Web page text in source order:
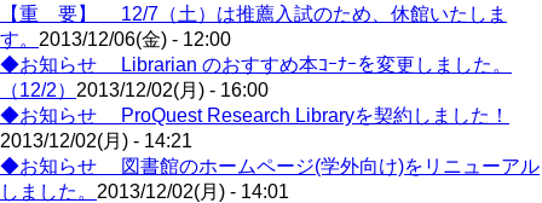
【重 要】 12/7（土）は推薦入試のため、休館いたしま
す。 2013/12/06(金) - 12:00
◆お知らせ Librarian のおすすめ本ｺｰﾅｰを変更しました。
（12/2） 2013/12/02(月) - 16:00
◆お知らせ ProQuest Research Libraryを契約しました！
2013/12/02(月) - 14:21
◆お知らせ 図書館のホームページ(学外向け)をリニューアル
しました。 2013/12/02(月) - 14:01